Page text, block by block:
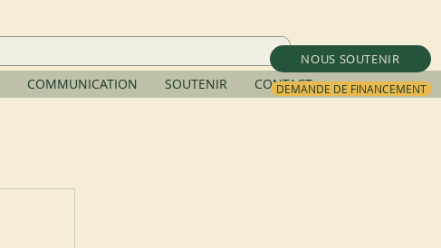
NOUS SOUTENIR
DEMANDE DE FINANCEMENT
COMMUNICATION SOUTENIR CONTACT